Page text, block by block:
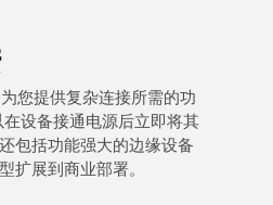
您提供复杂连接所需的功
设备接通电源后立即将其
包括功能强大的边缘设备
扩展到商业部署。